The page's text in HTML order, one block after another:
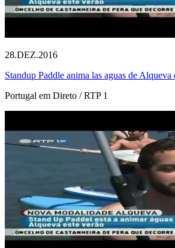
28.DEZ.2016
Standup Paddle anima las aguas de Alqueva
Portugal em Direto / RTP 1